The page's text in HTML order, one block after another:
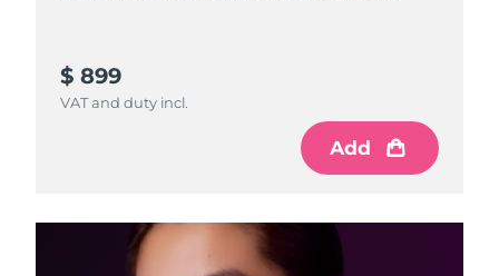
$ 899
VAT and duty incl.
Add